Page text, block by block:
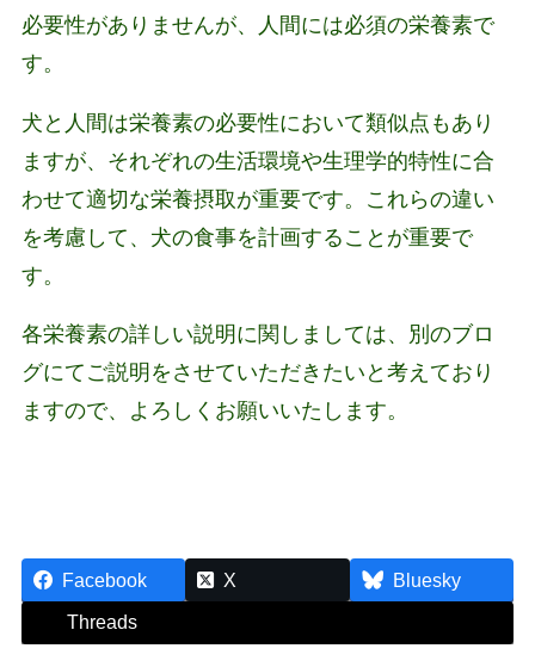
必要性がありませんが、人間には必須の栄養素で
す。
犬と人間は栄養素の必要性において類似点もあり
ますが、それぞれの生活環境や生理学的特性に合
わせて適切な栄養摂取が重要です。これらの違い
を考慮して、犬の食事を計画することが重要で
す。
各栄養素の詳しい説明に関しましては、別のブロ
グにてご説明をさせていただきたいと考えており
ますので、よろしくお願いいたします。
Facebook X
Bluesky
Threads